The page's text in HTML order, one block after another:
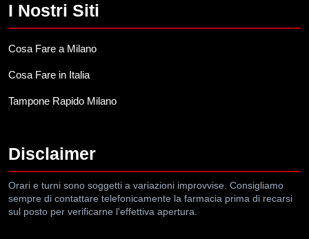
I Nostri Siti
Cosa Fare a Milano
Cosa Fare in Italia
Tampone Rapido Milano
Disclaimer
Orari e turni sono soggetti a variazioni improvvise. Consigliamo
sempre di contattare telefonicamente la farmacia prima di recarsi
sul posto per verificarne l'effettiva apertura.